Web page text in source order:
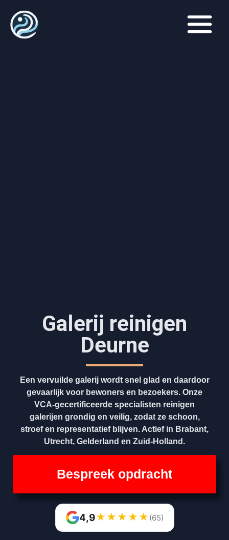
Galerij reinigen
Deurne
Een vervuilde galerij wordt snel glad en daardoor
gevaarlijk voor bewoners en bezoekers. Onze
VCA-gecertificeerde specialisten reinigen
galerijen grondig en veilig, zodat ze schoon,
stroef en representatief blijven. Actief in Brabant,
Utrecht, Gelderland en Zuid-Holland.
Bespreek opdracht
4,9★ ★ ★ ★ ★ (65)